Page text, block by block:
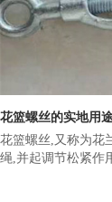
花篮螺丝的实地用
花篮螺丝,又称为花
绳,并起调节松紧作